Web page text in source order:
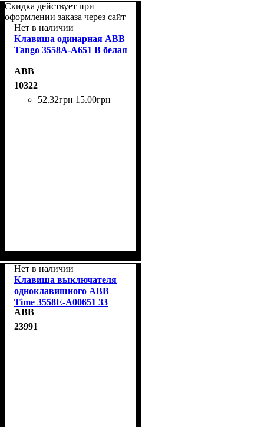
Скидка действует при
оформлении заказа через сайт
Нет в наличии
Клавиша одинарная ABB
Tango 3558A-А651 B белая
ABB
10322
52.32грн 15.00грн
Нет в наличии
Клавиша выключателя
одноклавишного ABB
Time 3558E-A00651 33
шампань металлик
ABB
23991